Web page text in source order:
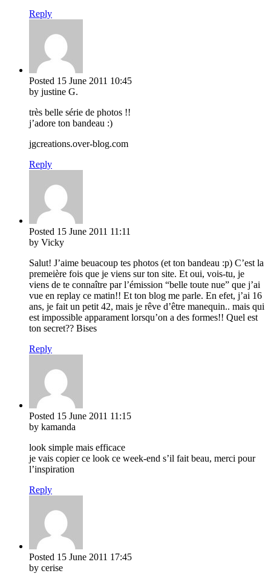
Reply
Posted 15 June 2011 10:45
by justine G.
très belle série de photos !!
j’adore ton bandeau :)
jgcreations.over-blog.com
Reply
Posted 15 June 2011 11:11
by Vicky
Salut! J’aime beuacoup tes photos (et ton bandeau :p) C’est la
premeière fois que je viens sur ton site. Et oui, vois-tu, je
viens de te connaître par l’émission “belle toute nue” que j’ai
vue en replay ce matin!! Et ton blog me parle. En efet, j’ai 16
ans, je fait un petit 42, mais je rêve d’être manequin.. mais qui
est impossible apparament lorsqu’on a des formes!! Quel est
ton secret?? Bises
Reply
Posted 15 June 2011 11:15
by kamanda
look simple mais efficace
je vais copier ce look ce week-end s’il fait beau, merci pour
l’inspiration
Reply
Posted 15 June 2011 17:45
by cerise